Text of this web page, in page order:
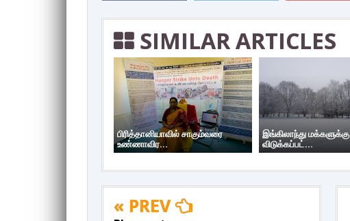
SIMILAR ARTICLES
பிரித்தானியாவில் சாகும்வரை
உண்ணாவிர...
இங்கிலாந்து மக்களுக்கு
விடுக்கப்பட்...
« PREV